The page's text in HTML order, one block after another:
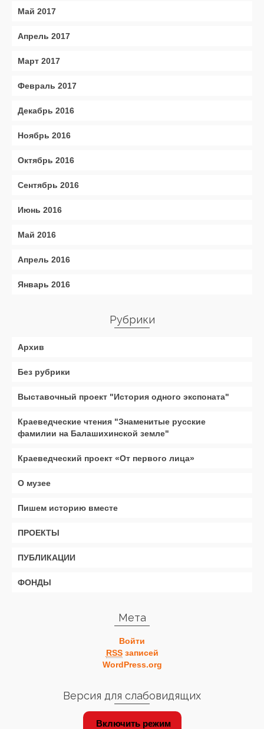
Май 2017
Апрель 2017
Март 2017
Февраль 2017
Декабрь 2016
Ноябрь 2016
Октябрь 2016
Сентябрь 2016
Июнь 2016
Май 2016
Апрель 2016
Январь 2016
Рубрики
Архив
Без рубрики
Выставочный проект "История одного экспоната"
Краеведческие чтения "Знаменитые русские
фамилии на Балашихинской земле"
Краеведческий проект «От первого лица»
О музее
Пишем историю вместе
ПРОЕКТЫ
ПУБЛИКАЦИИ
ФОНДЫ
Мета
Войти
RSSзаписей
WordPress.org
Версия для слабовидящих
Включить режим